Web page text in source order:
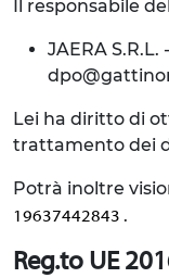
Il responsabile
JAERA
Lei ha diritto di
trattamento dei
Potrà inoltre
19637442843 .
Reg.to UE